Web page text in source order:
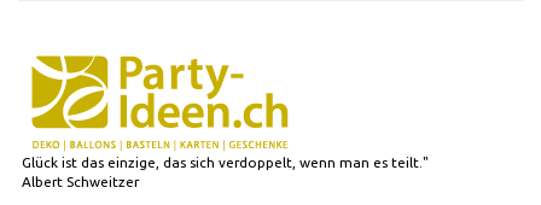
Glück ist das einzige, das sich verdoppelt, wenn man es teilt."
Albert Schweitzer